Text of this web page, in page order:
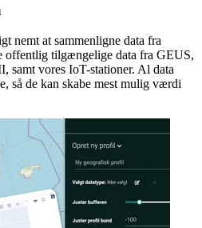
nemt at sammenligne data fra
offentlig tilgængelige data fra GEUS,
samt vores IoT-stationer. Al data
så de kan skabe mest mulig værdi